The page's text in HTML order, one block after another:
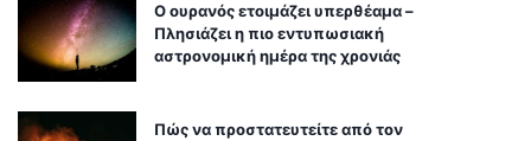
Ο ουρανός ετοιμάζει υπερθέαμα –
Πλησιάζει η πιο εντυπωσιακή
αστρονομική ημέρα της χρονιάς
Πώς να προστατευτείτε από τον